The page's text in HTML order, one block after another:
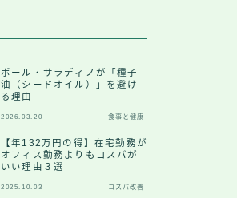
ポール・サラディノが「種子
油（シードオイル）」を避け
る理由
2026.03.20 食事と健康
【年132万円の得】在宅勤務が
オフィス勤務よりもコスパが
いい理由３選
2025.10.03 コスパ改善